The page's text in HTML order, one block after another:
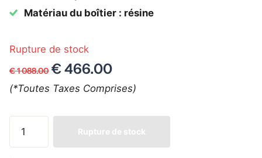
Matériau du boîtier : résine
Rupture de stock
€ 1 088.00 € 466.00
(*Toutes Taxes Comprises)
Rupture de stock